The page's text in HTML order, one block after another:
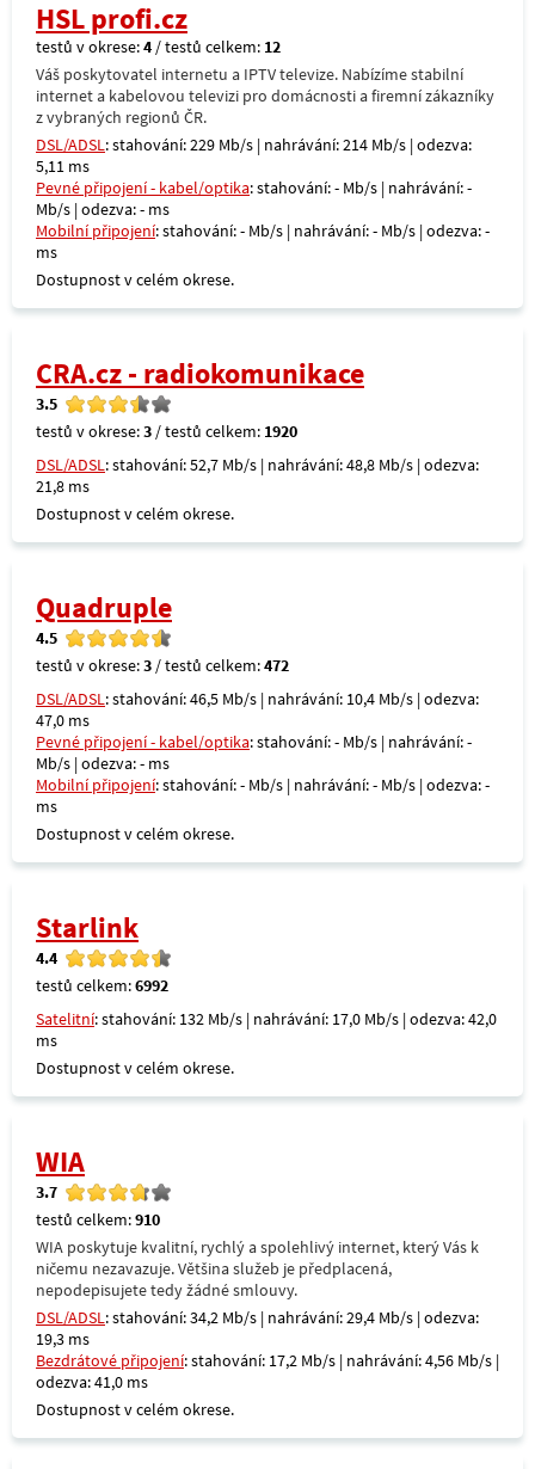
HSL profi.cz
testů v okrese:4 / testů celkem: 12
Váš poskytovatel internetu a IPTV televize. Nabízíme stabilní
internet a kabelovou televizi pro domácnosti a firemní zákazníky
z vybraných regionů ČR.
DSL/ADSL: stahování: 229 Mb/s | nahrávání: 214 Mb/s | odezva:
5,11 ms
Pevné připojení - kabel/optika: stahování: - Mb/s | nahrávání: -
Mb/s | odezva: - ms
Mobilní připojení: stahování: - Mb/s | nahrávání: - Mb/s | odezva: -
ms
Dostupnost v celém okrese.
CRA.cz - radiokomunikace
3.5
testů v okrese:3 / testů celkem: 1920
DSL/ADSL: stahování: 52,7 Mb/s | nahrávání: 48,8 Mb/s | odezva:
21,8 ms
Dostupnost v celém okrese.
Quadruple
4.5
testů v okrese:3 / testů celkem:472
DSL/ADSL: stahování: 46,5 Mb/s | nahrávání: 10,4 Mb/s | odezva:
47,0 ms
Pevné připojení - kabel/optika: stahování: - Mb/s | nahrávání: -
Mb/s | odezva: - ms
Mobilní připojení: stahování: - Mb/s | nahrávání: - Mb/s | odezva: -
ms
Dostupnost v celém okrese.
Starlink
4.4
testů celkem:6992
Satelitní: stahování: 132 Mb/s | nahrávání: 17,0 Mb/s | odezva: 42,0
ms
Dostupnost v celém okrese.
WIA
3.7
testů celkem:910
WIA poskytuje kvalitní, rychlý a spolehlivý internet, který Vás k
ničemu nezavazuje. Většina služeb je předplacená,
nepodepisujete tedy žádné smlouvy.
DSL/ADSL: stahování: 34,2 Mb/s | nahrávání: 29,4 Mb/s | odezva:
19,3 ms
Bezdrátové připojení: stahování: 17,2 Mb/s | nahrávání: 4,56 Mb/s |
odezva: 41,0 ms
Dostupnost v celém okrese.